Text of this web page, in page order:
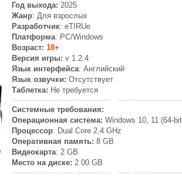
Год выхода: 2025
Жанр: Для взрослых
Разработчик: eTIRUe
Платформа: PC/Windows
Возраст: 18+
Версия игры: v 1.2.4
Язык интерфейса: Английский
Язык озвучки: Отсутствует
Таблетка: Не требуется
Системные требования:
Операционная система: Windows 10, 11 (64-
Процессор: Dual Core 2.4 GHz
Оперативная память: 8 GB
Видеокарта: 2 GB
Место на диске: 2.00 GB